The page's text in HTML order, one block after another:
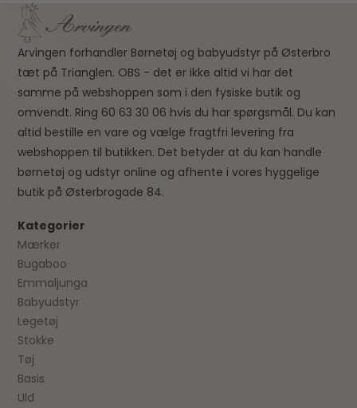
Arvingen forhandler Børnetøj og babyudstyr på Østerbro
tæt på Trianglen. OBS - det er ikke altid vi har det
samme på webshoppen som i den fysiske butik og
omvendt. Ring 60 63 30 06 hvis du har spørgsmål. Du kan
altid bestille en vare og vælge fragtfri levering fra
webshoppen til butikken. Det betyder at du kan handle
børnetøj og udstyr online og afhente i vores hyggelige
butik på Østerbrogade 84.
Kategorier
Mærker
Bugaboo
Emmaljunga
Babyudstyr
Legetøj
Stokke
Tøj
Basis
Uld